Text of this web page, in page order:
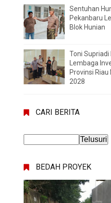
Sentuhan
Pekanbaru
Blok Hunian
Toni Supriadi
Lembaga
Provinsi
2028
CARI BERITA
BEDAH PROYEK